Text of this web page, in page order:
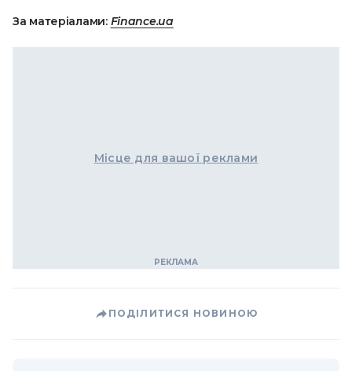
За матеріалами: Finance.ua
Місце для вашої реклами
ПОДІЛИТИСЯ НОВИНОЮ